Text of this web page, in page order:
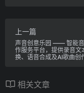
上一篇
声音创意乐园 —— 智能音
作服务平台，提供录音文
换、语音合成及AI歌曲创
相关文章